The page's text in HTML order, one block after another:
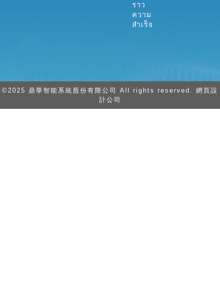
ราว
ความ
สำเร็จ
©2025 鼎華智能系統股份有限公司 All rights reserved. 網頁設
計公司